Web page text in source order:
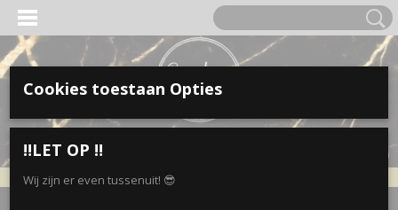
(0)
Cookies toestaan Opties
‼️LET OP ‼️
Wij zijn er even tussenuit! 😎